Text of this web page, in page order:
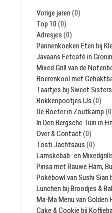
Vorige jaren (0)
Top 10 (0)
Adresjes (0)
Pannenkoeken Eten bij
Javaans Eetcafé in
Mixed Grill van de
Boerenkool met
Taartjes bij Sweet
Bokkenpootjes IJs (0)
De Boeter in Zoutkamp
In Den Bergsche Tuin in
Over & Contact (0)
Tosti Jachtsaus (0)
Lamskebab- en
Pinsa met Rauwe Ham,
Pokébowl van Sushi Sian
Lunchen bij Broodjes &
Ma-Ma Menu van Golden
Cake & Cookie bij